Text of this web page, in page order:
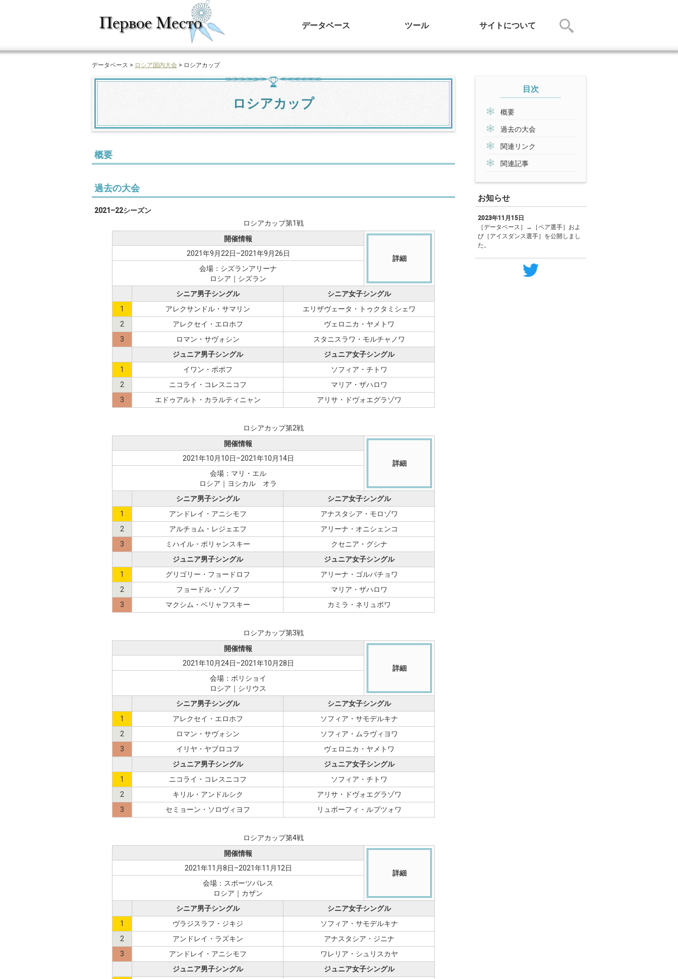
データベース ツール サイトについて
データベース > ロシア国内大会 > ロシアカップ
ロシアカップ
概要
過去の大会
2021–22シーズン
ロシアカップ第1戦
詳細
開催情報
2021年9月22日–2021年9月26日
会場：シズランアリーナ
ロシア｜シズラン
シニア男子シングル
シニア女子シングル
1
アレクサンドル・サマリン
エリザヴェータ・トゥクタミシェワ
2
アレクセイ・エロホフ
ヴェロニカ・ヤメトワ
3
ロマン・サヴォシン
スタニスラワ・モルチャノワ
ジュニア男子シングル
ジュニア女子シングル
1
イワン・ポポフ
ソフィア・チトワ
2
ニコライ・コレスニコフ
マリア・ザハロワ
3
エドゥアルト・カラルティニャン アリサ・ドヴォエグラゾワ
ロシアカップ第2戦
詳細
開催情報
2021年10月10日–2021年10月14日
会場：マリ・エル
ロシア｜ヨシカル゠オラ
シニア男子シングル
シニア女子シングル
1
アンドレイ・アニシモフ
アナスタシア・モロゾワ
2
アルチョム・レジェエフ
アリーナ・オニシェンコ
3
ミハイル・ポリャンスキー
クセニア・グシナ
ジュニア男子シングル
ジュニア女子シングル
1
グリゴリー・フョードロフ
アリーナ・ゴルバチョワ
2
フョードル・ゾノフ
マリア・ザハロワ
3
マクシム・ベリャフスキー カミラ・ネリュボワ
ロシアカップ第3戦
詳細
開催情報
2021年10月24日–2021年10月28日
会場：ボリショイ
ロシア｜シリウス
シニア男子シングル
シニア女子シングル
1
アレクセイ・エロホフ
ソフィア・サモデルキナ
2
ロマン・サヴォシン
ソフィア・ムラヴィヨワ
3
イリヤ・ヤブロコフ
ヴェロニカ・ヤメトワ
ジュニア男子シングル
ジュニア女子シングル
1
ニコライ・コレスニコフ
ソフィア・チトワ
2
キリル・アンドルシク
アリサ・ドヴォエグラゾワ
3
セミョーン・ソロヴィヨフ リュボーフィ・ルプツォワ
ロシアカップ第4戦
詳細
開催情報
2021年11月8日–2021年11月12日
会場：スポーツパレス
ロシア｜カザン
シニア男子シングル
シニア女子シングル
1
ヴラジスラフ・ジキジ
ソフィア・サモデルキナ
2
アンドレイ・ラズキン
アナスタシア・ジニナ
3
アンドレイ・アニシモフ
ワレリア・シュリスカヤ
ジュニア男子シングル
ジュニア女子シングル
目次
概要
過去の大会
関連リンク
関連記事
お知らせ
2023年11月15日
［データベース］→［ペア選手］およ
び［アイスダンス選手］を公開しまし
た。